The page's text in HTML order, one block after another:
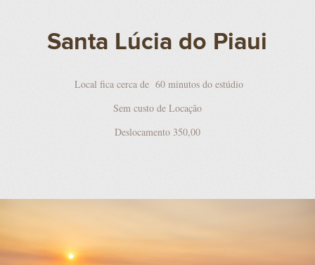
Santa Lúcia do Piaui
Local fica cerca de 60 minutos do estúdio
Sem custo de Locação
Deslocamento 350,00